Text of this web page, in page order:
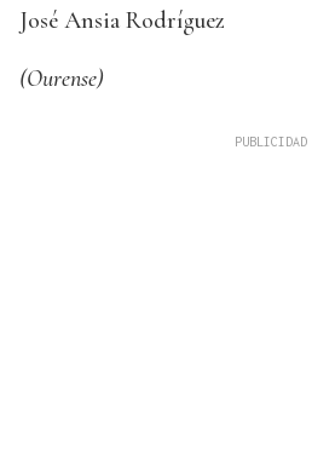
José Ansia Rodríguez
(Ourense)